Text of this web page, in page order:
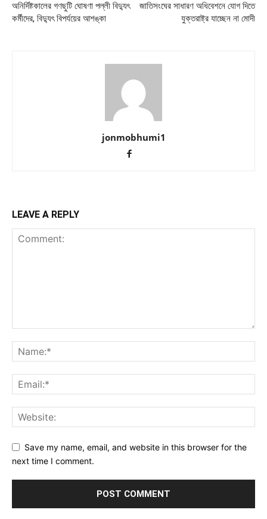
অনির্দিষ্টকালের গণছুটি ঘোষণা পল্লী বিদ্যুৎ
কর্মীদের, বিদ্যুৎ বিপর্যয়ের আশঙ্কা
জাতিসংঘের সাধারণ অধিবেশনে যোগ দিতে
যুক্তরাষ্ট্র যাচ্ছেন না মোদী
jonmobhumi1
LEAVE A REPLY
Save my name, email, and website in this browser for the
next time I comment.